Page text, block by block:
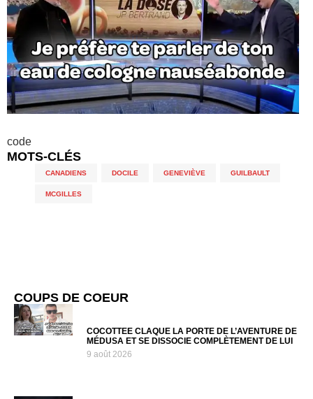
code
MOTS-CLÉS
CANADIENS DOCILE GENEVIÈVE GUILBAULT
MCGILLES
COUPS DE COEUR
COCOTTEE CLAQUE LA PORTE DE L’AVENTURE DE
MÉDUSA ET SE DISSOCIE COMPLÈTEMENT DE LUI
9 août 2026